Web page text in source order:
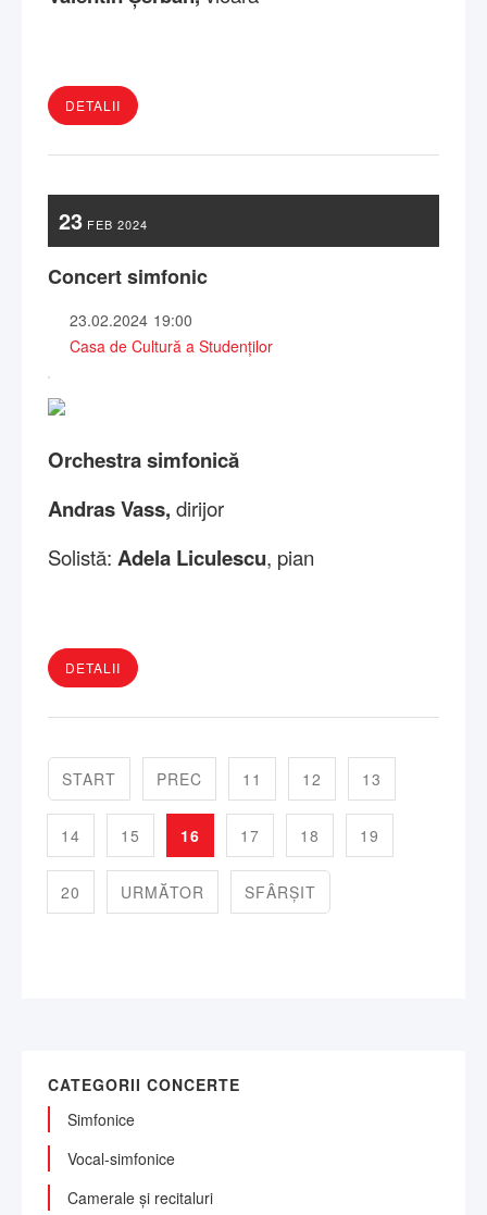
DETALII
23 FEB 2024
Concert simfonic
23.02.2024 19:00
Casa de Cultură a Studenților
Orchestra simfonică
Andras Vass, dirijor
Solistă: Adela Liculescu, pian
DETALII
START PREC 11 12 13
14 15 16 17 18 19
20 URMĂTOR SFÂRȘIT
CATEGORII CONCERTE
Simfonice
Vocal-simfonice
Camerale și recitaluri